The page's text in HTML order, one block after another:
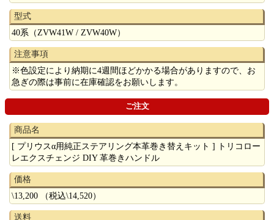
型式
40系（ZVW41W / ZVW40W）
注意事項
※色設定により納期に4週間ほどかかる場合がありますので、お
急ぎの際は事前に在庫確認をお願いします。
ご注文
商品名
[ プリウスα用純正ステアリング本革巻き替えキット ] トリコロー
レエクスチェンジ DIY 革巻きハンドル
価格
\13,200 （税込\14,520）
送料